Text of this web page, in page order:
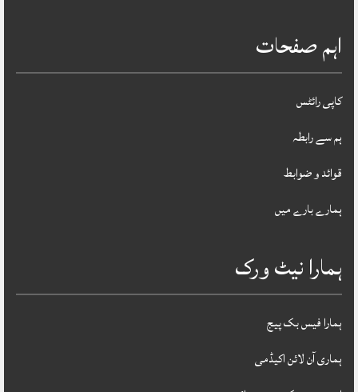
اہم صفحات
کاپی رائٹس
ہم سے رابطہ
قوائد و ضوابط
ہمارے بارے میں
ہمارا نیٹ ورک
ہمارا فیس بک پیج
ہماری آن لائن اکیڈمی